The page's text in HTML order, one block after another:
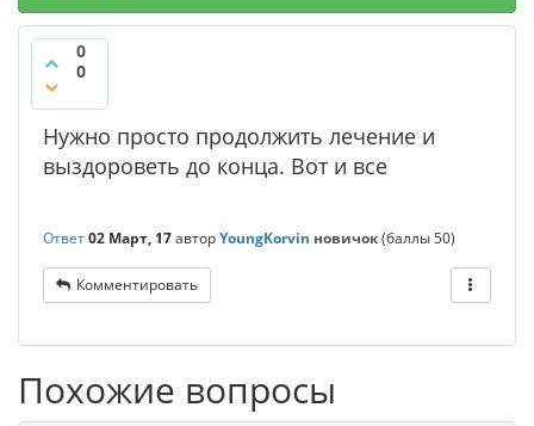
0
0
Нужно просто продолжить лечение и
выздороветь до конца. Вот и все
Ответ02 Март, 17авторYoungKorvin новичок(баллы50)
Комментировать
Похожие вопросы